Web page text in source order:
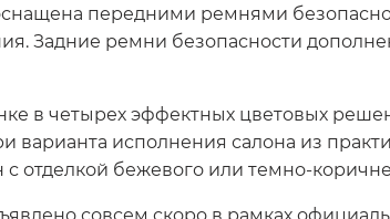
передними ремнями
Задние ремни безопасности
в четырех эффектных цветовых
варианта исполнения салона из
отделкой бежевого или темно-
совсем скоро в рамках